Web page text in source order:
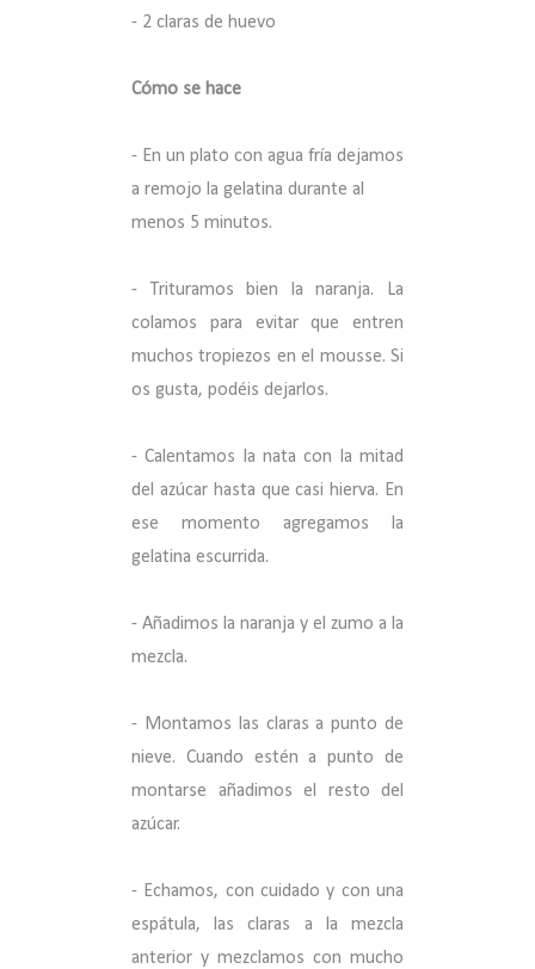
- 2 claras de huevo
Cómo se hace
- En un plato con agua fría dejamos
a remojo la gelatina durante al
menos 5 minutos.
- Trituramos bien la naranja. La
colamos para evitar que entren
muchos tropiezos en el mousse. Si
os gusta, podéis dejarlos.
- Calentamos la nata con la mitad
del azúcar hasta que casi hierva. En
ese momento agregamos la
gelatina escurrida.
- Añadimos la naranja y el zumo a la
mezcla.
- Montamos las claras a punto de
nieve. Cuando estén a punto de
montarse añadimos el resto del
azúcar.
- Echamos, con cuidado y con una
espátula, las claras a la mezcla
anterior y mezclamos con mucho